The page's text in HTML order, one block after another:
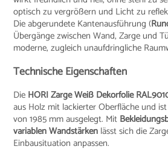
optisch zu vergrößern und Licht zu
Die abgerundete Kantenausführung (
Übergänge zwischen Wand, Zarge und
moderne, zugleich unaufdringliche
Technische Eigenschaften
Die HORI Zarge Weiß Dekorfolie
aus Holz mit lackierter Oberfläche und
von 1985 mm ausgelegt. Mit
variablen Wandstärken lässt sich die
Einbausituation anpassen.